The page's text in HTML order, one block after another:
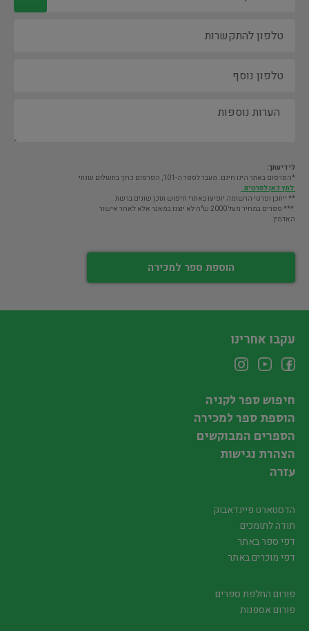
לידיעתך:
*הפרסום באתר הינו חינם. מעבר לספר ה-101, הפרסום כרוך בתשלום שנתי
לחץ כאן לפרטים.
** ייתכן ופרטי הרשומה יופיעו באתרי חיפוש תוכן שונים ברשת
*** ספרים במחיר מעל 2000 ש"ח לא יוצגו במאגר אלא לאחר אישור
האדמין.
הוספת ספר למכירה
עקבו אחרינו
חיפוש ספר לקניה
הוספת ספר למכירה
הספרים המבוקשים
הצהרת נגישות
עזרה
הדסטארט פיינדאבוק
תודה לתומכים
דפי ספר באתר
דפי מוכרים באתר
פורום החלפת ספרים
פורום אספנות